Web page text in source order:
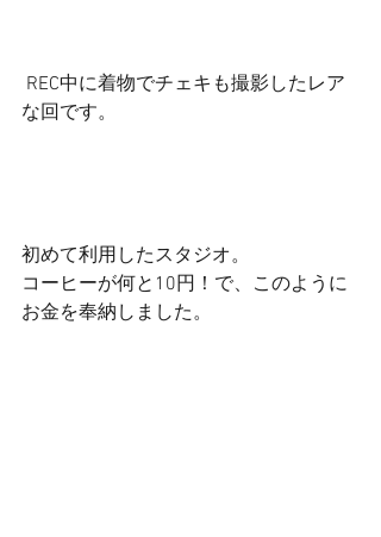
な回です。
初めて利用したスタジオ。
コーヒーが何と10円！で、このように
お金を奉納しました。